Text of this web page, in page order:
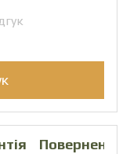
Повернення